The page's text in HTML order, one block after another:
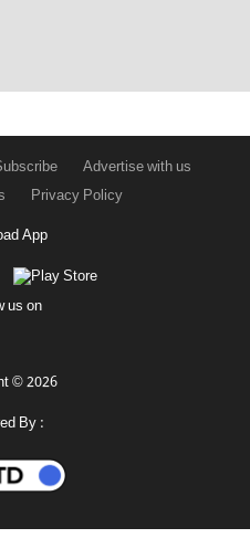
Advertise with us
Privacy Policy
App
us on
© 2026
By :